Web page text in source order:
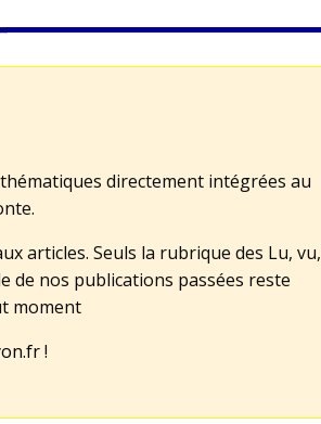
directement intégrées au
articles. Seuls la rubrique des Lu, vu,
de nos publications passées reste
moment
!